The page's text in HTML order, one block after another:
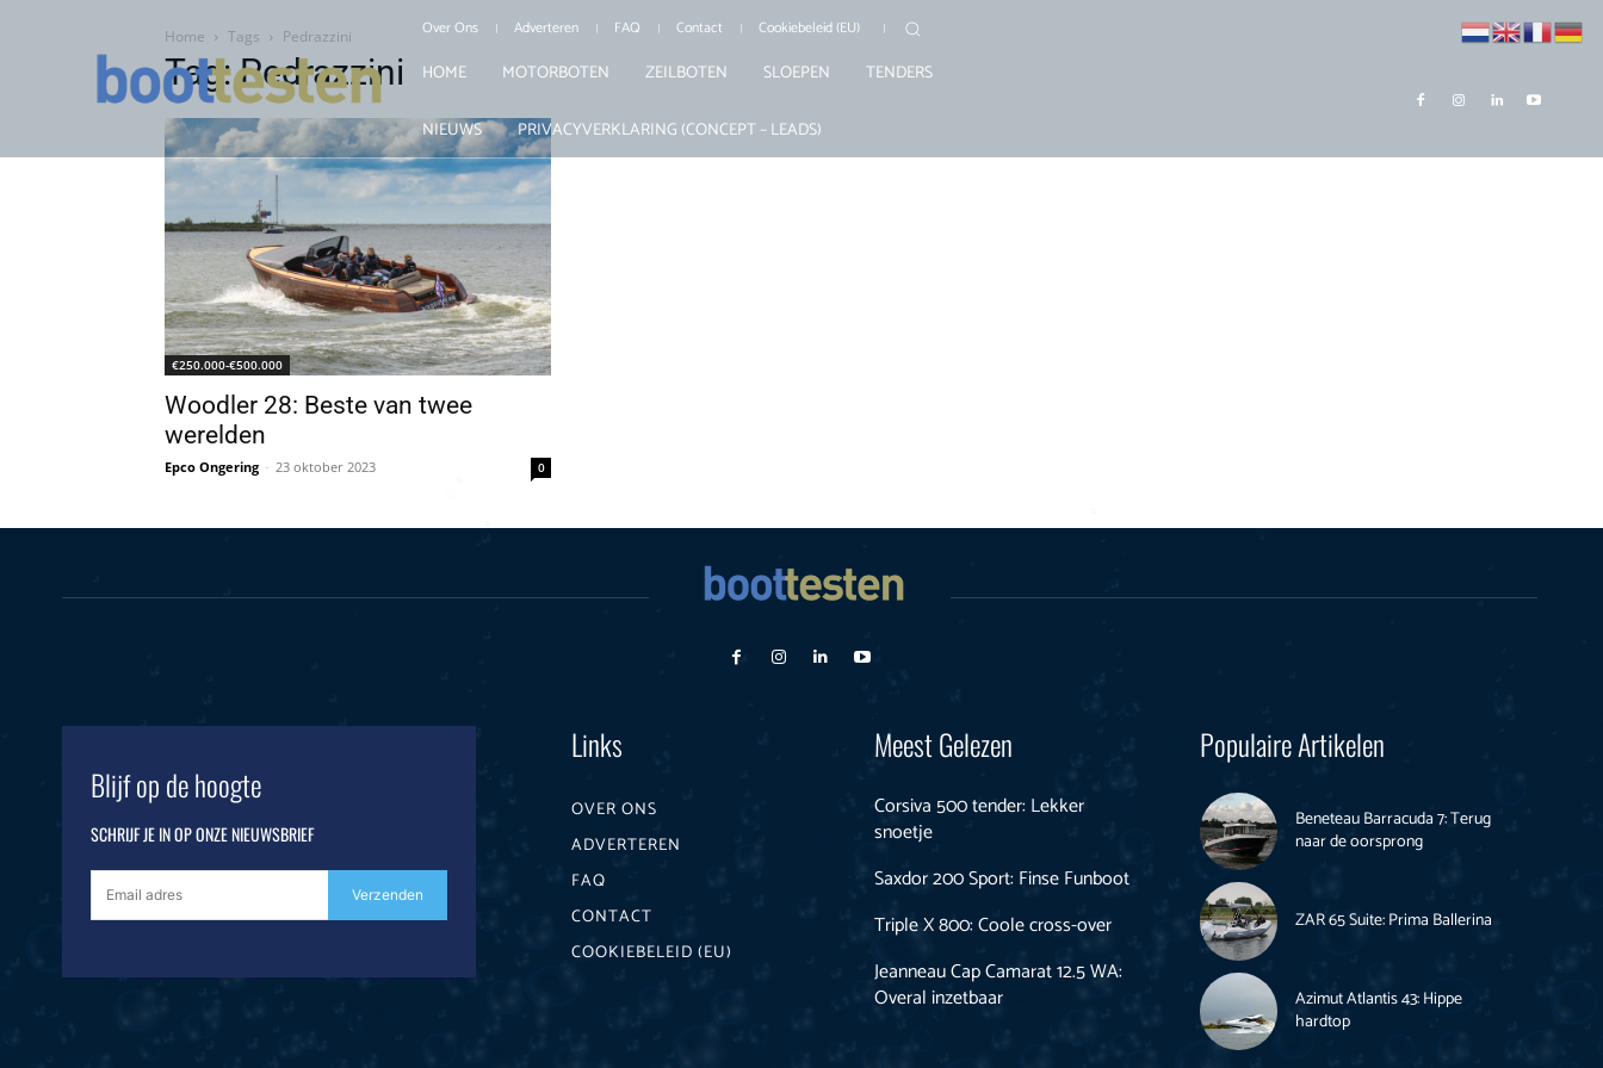
Over Ons Adverteren FAQ Contact Cookiebeleid (EU)
HOME MOTORBOTEN ZEILBOTEN SLOEPEN TENDERS
NIEUWS PRIVACYVERKLARING (CONCEPT – LEADS)
Home Tags Pedrazzini
Tag: Pedrazzini
€250.000-€500.000
Woodler 28: Beste van twee
werelden
Epco Ongering - 23 oktober 2023 0
Blijf op de hoogte
SCHRIJF JE IN OP ONZE NIEUWSBRIEF
Verzenden
Links
OVER ONS
ADVERTEREN
FAQ
CONTACT
COOKIEBELEID (EU)
Meest Gelezen
Corsiva 500 tender: Lekker
snoetje
Saxdor 200 Sport: Finse Funboot
Triple X 800: Coole cross-over
Jeanneau Cap Camarat 12.5 WA:
Overal inzetbaar
Populaire Artikelen
Beneteau Barracuda 7: Terug
naar de oorsprong
ZAR 65 Suite: Prima Ballerina
Azimut Atlantis 43: Hippe
hardtop